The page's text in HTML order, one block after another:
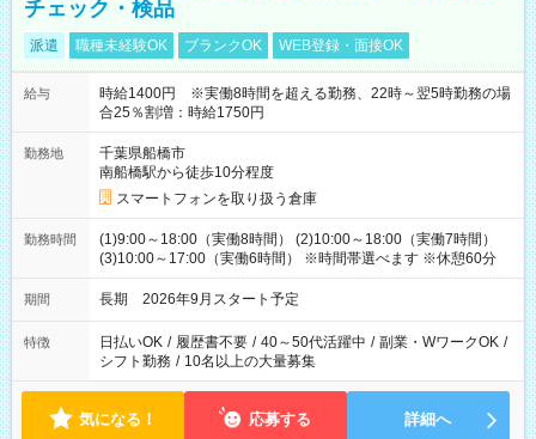
チェック・検品
派遣 職種未経験OK ブランクOK WEB登録・面接OK
給与
時給1400円 ※実働8時間を超える勤務、22時～翌5時勤務の場
合25％割増：時給1750円
勤務地
千葉県船橋市
南船橋駅から徒歩10分程度
スマートフォンを取り扱う倉庫
勤務時間
(1)9:00～18:00（実働8時間） (2)10:00～18:00（実働7時間）
(3)10:00～17:00（実働6時間） ※時間帯選べます ※休憩60分
期間 長期 2026年9月スタート予定
特徴 日払いOK / 履歴書不要 / 40～50代活躍中 / 副業・WワークOK /
シフト勤務 / 10名以上の大量募集
気になる！ 応募する 詳細へ